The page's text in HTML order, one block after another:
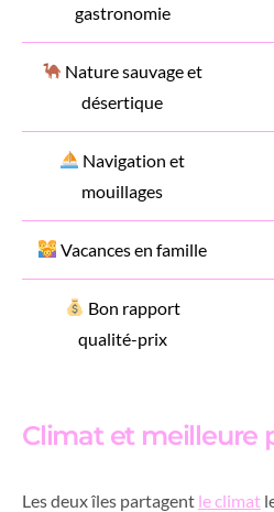
gastronomie
Nature sauvage et
désertique
Navigation et
mouillages
Vacances en famille
Bon rapport
qualité-prix
Climat et meilleure
Les deux îles partagent le climat